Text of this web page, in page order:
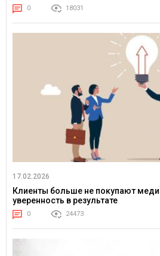
0 18031
17.02.2026
Клиенты больше не покупают
уверенность в результате
0 24473